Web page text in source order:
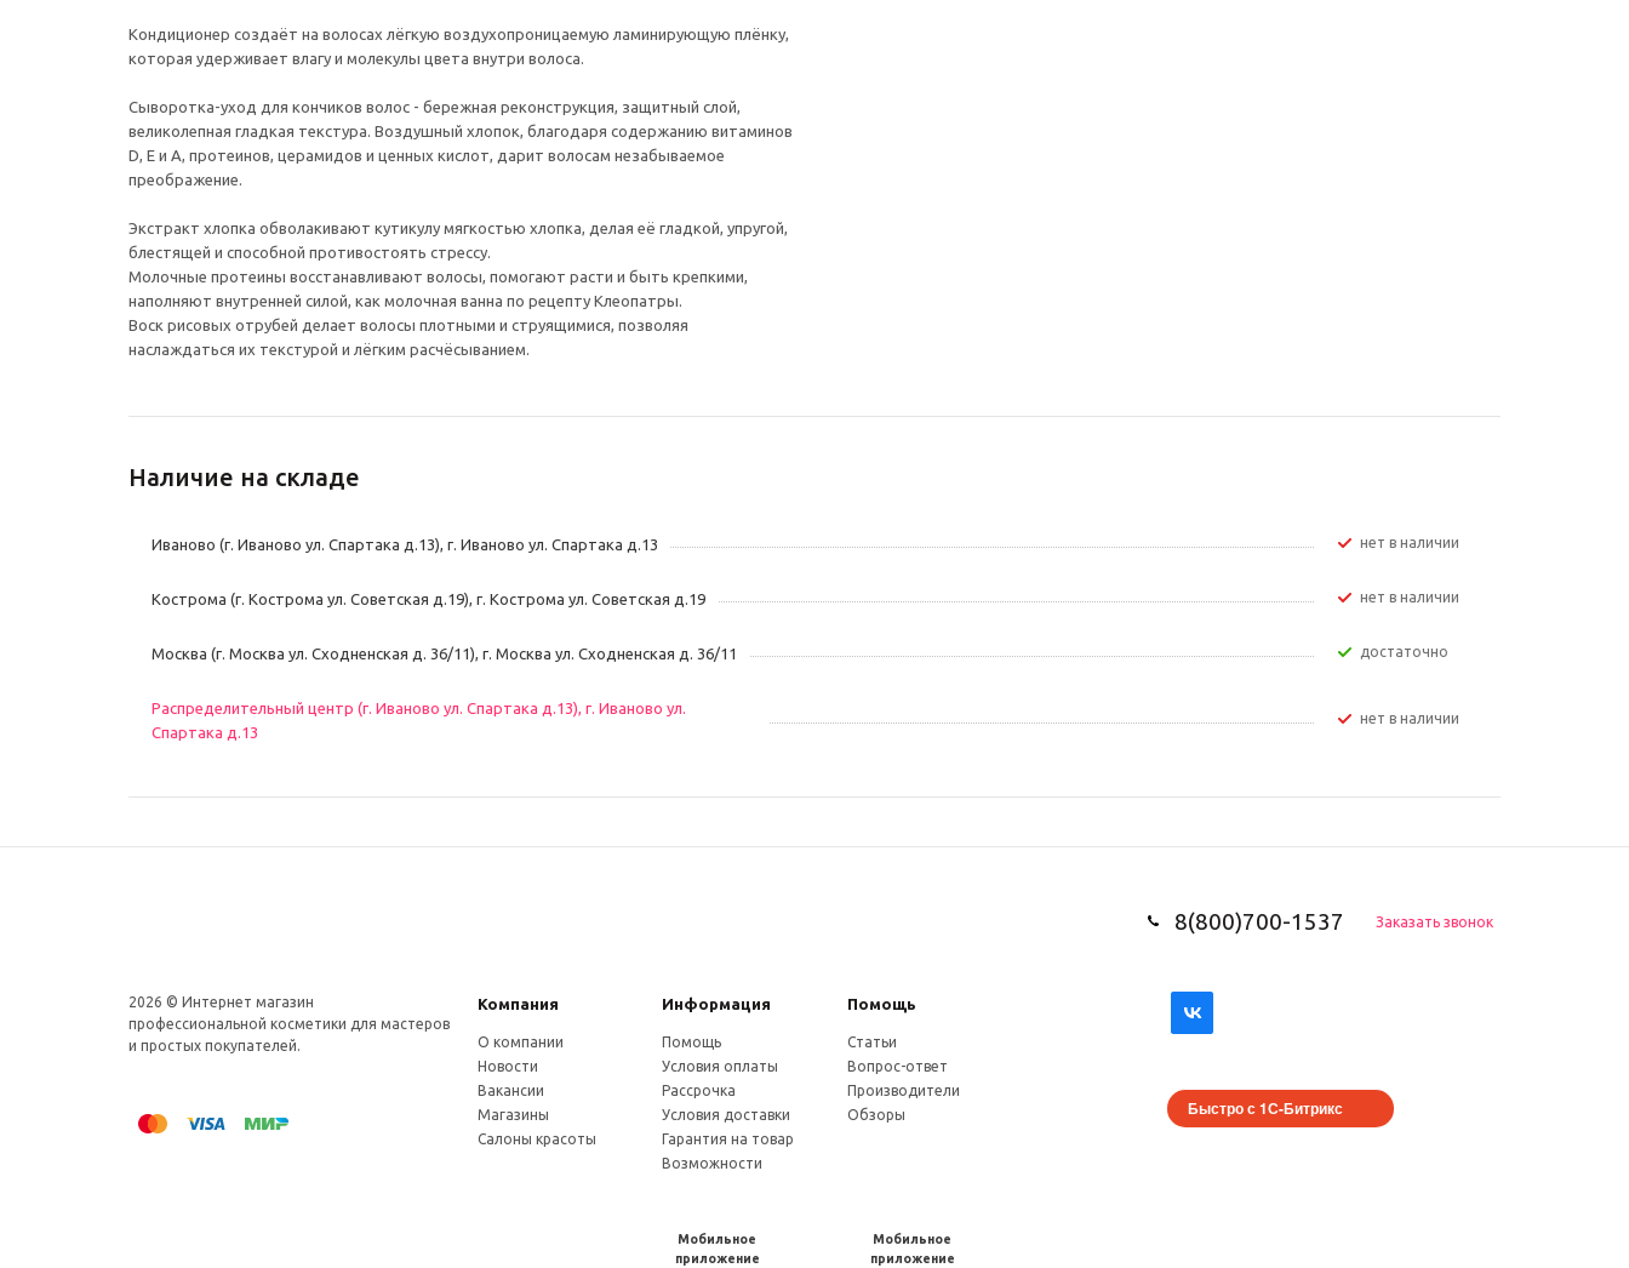
Кондиционер создаёт на волосах лёгкую воздухопроницаемую ламинирующую плёнку,
которая удерживает влагу и молекулы цвета внутри волоса.
Сыворотка-уход для кончиков волос - бережная реконструкция, защитный слой,
великолепная гладкая текстура. Воздушный хлопок, благодаря содержанию витаминов
D, Е и А, протеинов, церамидов и ценных кислот, дарит волосам незабываемое
преображение.
Экстракт хлопка обволакивают кутикулу мягкостью хлопка, делая её гладкой, упругой,
блестящей и способной противостоять стрессу.
Молочные протеины восстанавливают волосы, помогают расти и быть крепкими,
наполняют внутренней силой, как молочная ванна по рецепту Клеопатры.
Воск рисовых отрубей делает волосы плотными и струящимися, позволяя
наслаждаться их текстурой и лёгким расчёсыванием.
Наличие на складе
Иваново (г. Иваново ул. Спартака д.13), г. Иваново ул. Спартака д.13 Нет в наличии
Кострома (г. Кострома ул. Советская д.19), г. Кострома ул. Советская д.19 Нет в наличии
Москва (г. Москва ул. Сходненская д. 36/11), г. Москва ул. Сходненская д. 36/11 Достаточно
Распределительный центр (г. Иваново ул. Спартака д.13), г. Иваново ул.
Спартака д.13
Нет в наличии
8(800)700-1537 Заказать звонок
2026 © Интернет магазин
профеcсиональной косметики для мастеров
и простых покупателей.
Компания Информация Помощь
О компании
Новости
Вакансии
Магазины
Салоны красоты
Помощь
Условия оплаты
Рассрочка
Условия доставки
Гарантия на товар
Возможности
Статьи
Вопрос-ответ
Производители
Обзоры
Быстро с 1С-Битрикс
Мобильное
приложение
Мобильное
приложение